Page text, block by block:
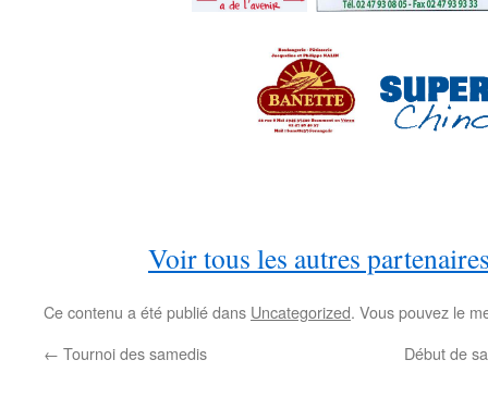
Voir tous les autres
Ce contenu a été publié dans Uncategorized. Vous pouvez le
← Tournoi des samedis Début de